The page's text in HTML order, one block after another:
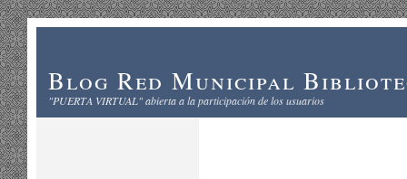
Blog Red Municipal
"PUERTA VIRTUAL" abierta a la participación de los usuarios